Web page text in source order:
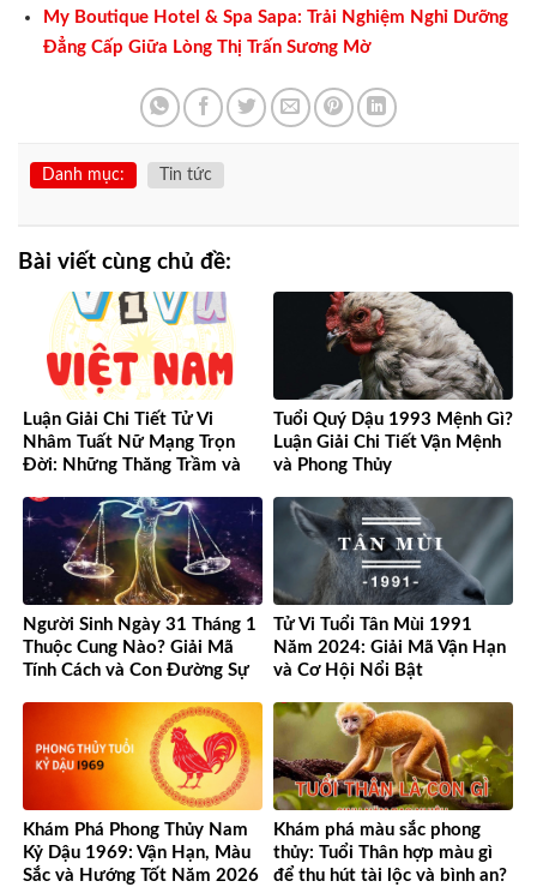
My Boutique Hotel & Spa Sapa: Trải Nghiệm Nghỉ Dưỡng
Đẳng Cấp Giữa Lòng Thị Trấn Sương Mờ
Danh mục: Tin tức
Bài viết cùng chủ đề:
Luận Giải Chi Tiết Tử Vi
Nhâm Tuất Nữ Mạng Trọn
Đời: Những Thăng Trầm và
Tuổi Quý Dậu 1993 Mệnh Gì?
Luận Giải Chi Tiết Vận Mệnh
và Phong Thủy
Người Sinh Ngày 31 Tháng 1
Thuộc Cung Nào? Giải Mã
Tính Cách và Con Đường Sự
Tử Vi Tuổi Tân Mùi 1991
Năm 2024: Giải Mã Vận Hạn
và Cơ Hội Nổi Bật
Khám Phá Phong Thủy Nam
Kỷ Dậu 1969: Vận Hạn, Màu
Sắc và Hướng Tốt Năm 2026
Khám phá màu sắc phong
thủy: Tuổi Thân hợp màu gì
để thu hút tài lộc và bình an?